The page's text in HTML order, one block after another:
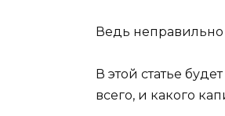
Ведь неправильно
В этой статье
всего, и какого